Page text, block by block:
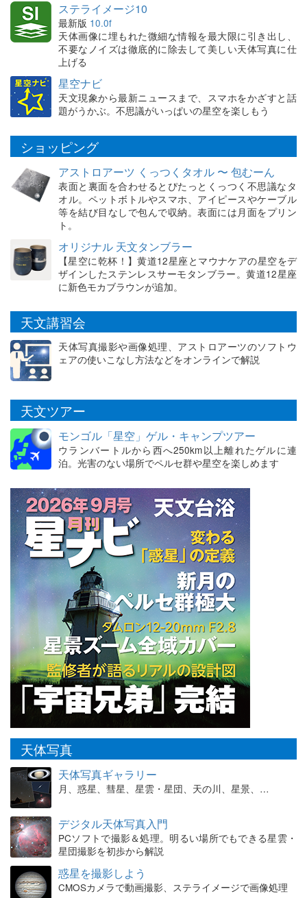
ステライメージ10
最新版 10.0f
天体画像に埋もれた微細な情報を最大限に引き出し、
不要なノイズは徹底的に除去して美しい天体写真に仕
上げる
星空ナビ
天文現象から最新ニュースまで、スマホをかざすと話
題がうかぶ。不思議がいっぱいの星空を楽しもう
ショッピング
アストロアーツ くっつくタオル 〜 包むーん
表面と裏面を合わせるとぴたっとくっつく不思議なタ
オル。ペットボトルやスマホ、アイピースやケーブル
等を結び目なしで包んで収納。表面には月面をプリン
ト。
オリジナル 天文タンブラー
【星空に乾杯！】黄道12星座とマウナケアの星空をデ
ザインしたステンレスサーモタンブラー。黄道12星座
に新色モカブラウンが追加。
天文講習会
天体写真撮影や画像処理、アストロアーツのソフトウ
ェアの使いこなし方法などをオンラインで解説
天文ツアー
モンゴル「星空」ゲル・キャンプツアー
ウランバートルから西へ250km以上離れたゲルに連
泊。光害のない場所でペルセ群や星空を楽しめます
天体写真
天体写真ギャラリー
月、惑星、彗星、星雲・星団、天の川、星景、…
デジタル天体写真入門
PCソフトで撮影＆処理。明るい場所でもできる星雲・
星団撮影を初歩から解説
惑星を撮影しよう
CMOSカメラで動画撮影、ステライメージで画像処理